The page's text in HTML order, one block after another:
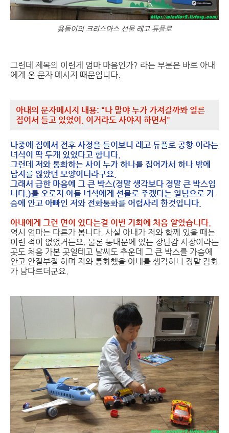
용돌이의 크리스마스 선물 레고 듀플로
그런데 제목의 이런게 엄마 마음인가? 라는 부분은 바로 아내
에게 온 문자 메시지 때문입니다.
아내의 문자메시지 내용: "나 말야 누가 가져갈까봐 얼른
집어서 들고 있었어. 이거라도 사야지 하면서"
나중에 집에서 전후 사정을 들어보니 레고 듀플로 공항 이라는
녀석이 딱 두개 있었다고 합니다.
그런데 저와 통화하는 사이 누가 하나를 집어가서 하나 밖에
남지를 않았던 모양이더라구요.
그래서 급한 마음에 그 큰 박스(정말 생각보다 정말 큰 박스입
니다.)를 오로지 아들 녀석에게 선물로 주겠다는 일념으로 가
슴에 안고 아빠인 저와 전화통화를 어렵사리 한것입니다.
아내에게 그런 면이 있다는걸 이번 기회에 처음 알았습니다.
역시 엄마는 다른가 봅니다. 사실 아내가 저와 함께 있을 때는
이런 적이 없었거든요. 물론 동대문에 있는 장난감 시장이라는
곳도 처음 가본 곳일테고 날씨도 추운데 그 큰 박스를 가슴에
안고 안절부절 하며 저와 통화했을 아내를 생각하니 정말 감회
가 남다르더군요.